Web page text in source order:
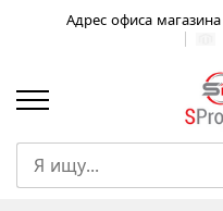
Адрес офиса магазина